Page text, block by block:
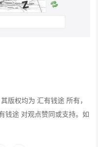
版权均为 汇有钱途 所有，
钱途 对观点赞同或支持。如